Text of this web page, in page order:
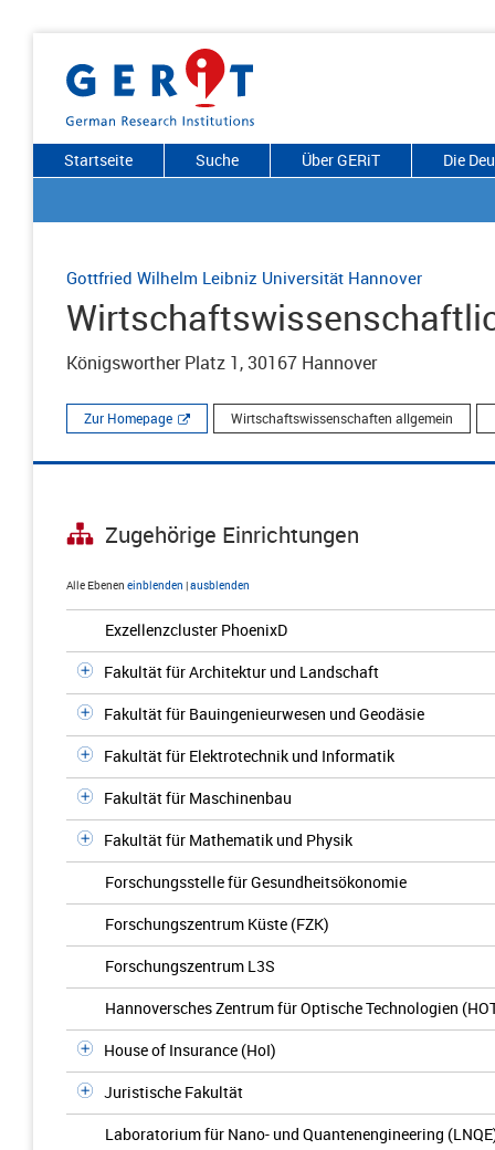
Startseite Suche Über GERiT Die
Gottfried Wilhelm Leibniz Universität Hannover
Königsworther Platz 1, 30167 Hannover
Zur Homepage Wirtschaftswissenschaften allgemein
Zugehörige Einrichtungen
Alle Ebenen einblenden |ausblenden
Exzellenzcluster PhoenixD
Fakultät für Architektur und Landschaft
Fakultät für Bauingenieurwesen und Geodäsie
Fakultät für Elektrotechnik und Informatik
Fakultät für Maschinenbau
Fakultät für Mathematik und Physik
Forschungsstelle für Gesundheitsökonomie
Forschungszentrum Küste (FZK)
Forschungszentrum L3S
Hannoversches Zentrum für Optische Technologien
House of Insurance (HoI)
Juristische Fakultät
Laboratorium für Nano- und Quantenengineering